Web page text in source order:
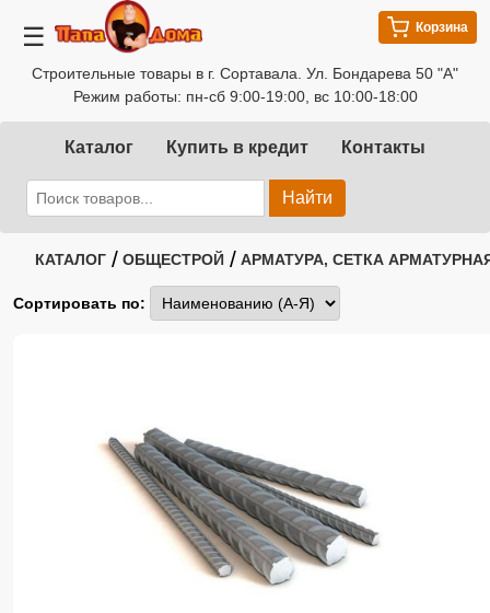
☰
Строительные товары в г. Сортавала. Ул. Бондарева 50 "А"
Режим работы: пн-сб 9:00-19:00, вс 10:00-18:00
Корзина
Каталог Купить в кредит Контакты
Найти
КАТАЛОГ / ОБЩЕСТРОЙ / АРМАТУРА, СЕТКА
Сортировать по: